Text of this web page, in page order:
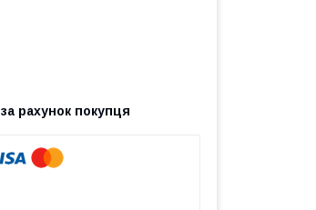
за рахунок покупця